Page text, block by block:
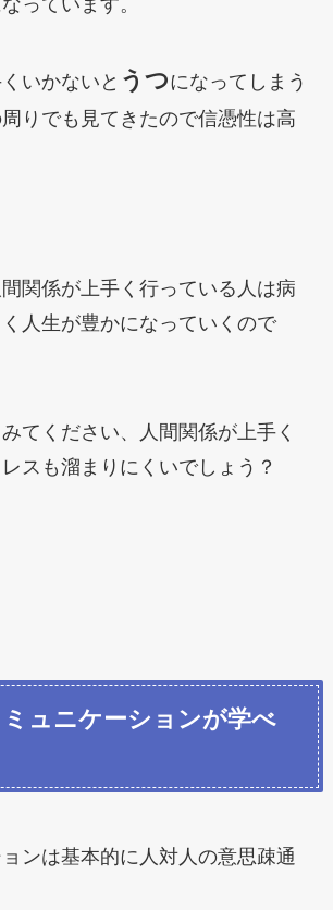
いかないと うつになってしまう
りでも見てきたので信憑性は高
関係が上手く行っている人は病
人生が豊かになっていくので
てください、人間関係が上手く
スも溜まりにくいでしょう？
ュニケーションが学べ
ンは基本的に人対人の意思疎通